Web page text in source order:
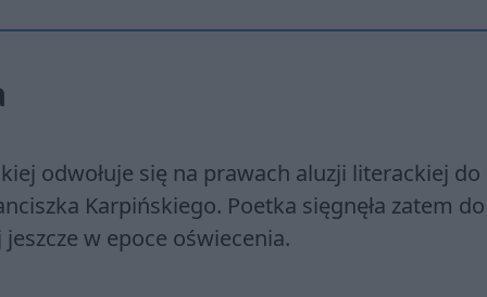
odwołuje się na prawach aluzji literackiej do
Karpińskiego. Poetka sięgnęła zatem do
w epoce oświecenia.